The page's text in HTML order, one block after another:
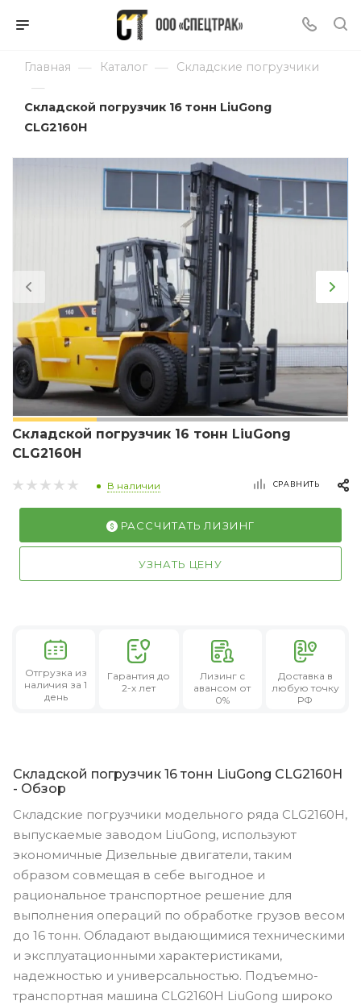
Главная — Каталог — Складские погрузчики
—
Складской погрузчик 16 тонн LiuGong
CLG2160H
Складской погрузчик 16 тонн LiuGong
CLG2160H
В наличии СРАВНИТЬ
РАССЧИТАТЬ ЛИЗИНГ
УЗНАТЬ ЦЕНУ
Отгрузка из
наличия за 1
день
Гарантия до
2-х лет
Лизингс
авансом от
0%
Доставка в
любую точку
РФ
Складской погрузчик 16 тонн LiuGong CLG2160H
- Обзор
Складские погрузчики модельного ряда CLG2160H,
выпускаемые заводом LiuGong, используют
экономичные Дизельные двигатели, таким
образом совмещая в себе выгодное и
рациональное транспортное решение для
выполнения операций по обработке грузов весом
до 16 тонн. Обладают выдающимися техническими
и эксплуатационными характеристиками,
надежностью и универсальностью. Подъемно-
транспортная машина CLG2160H LiuGong широко